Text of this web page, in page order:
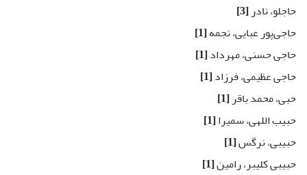
حاجلو، نادر[3]
حاجی‌پور عبایی، نجمه[1]
حاجی حسنی، مهرداد[1]
حاجی عظیمی، فرزاد[1]
حبی، محمد باقر[1]
حبیب اللهی، سمیرا[1]
حبیبی، نرگس[1]
حبیبی کلیبر، رامین[1]